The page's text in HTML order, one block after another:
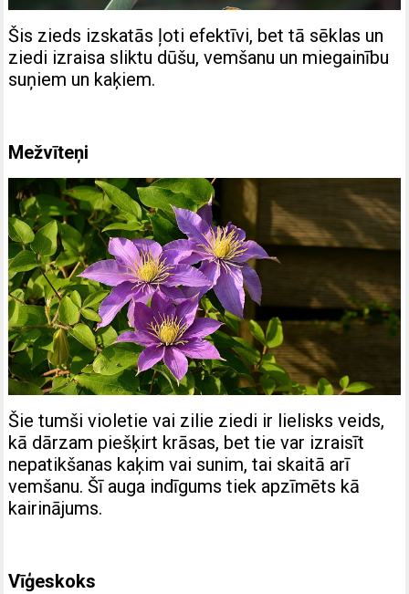
Šis zieds izskatās ļoti efektīvi, bet tā sēklas un
ziedi izraisa sliktu dūšu, vemšanu un miegainību
suņiem un kaķiem.
Mežvīteņi
Šie tumši violetie vai zilie ziedi ir lielisks veids,
kā dārzam piešķirt krāsas, bet tie var izraisīt
nepatikšanas kaķim vai sunim, tai skaitā arī
vemšanu. Šī auga indīgums tiek apzīmēts kā
kairinājums.
Vīģeskoks